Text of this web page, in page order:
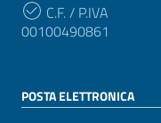
C.F. / P.IVA
00100490861
POSTA ELETTRONICA